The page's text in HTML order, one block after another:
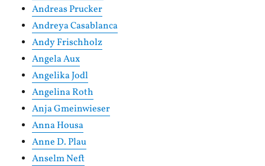
Andreas Prucker
Andreya Casablanca
Andy Frischholz
Angela Aux
Angelika Jodl
Angelina Roth
Anja Gmeinwieser
Anna Housa
Anne D. Plau
Anselm Neft